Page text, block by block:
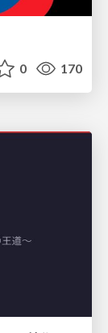
0 170